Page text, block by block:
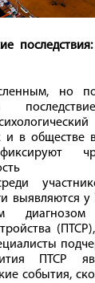
но
и в обществе
выявляются у
диагнозом
ПТСР
события,